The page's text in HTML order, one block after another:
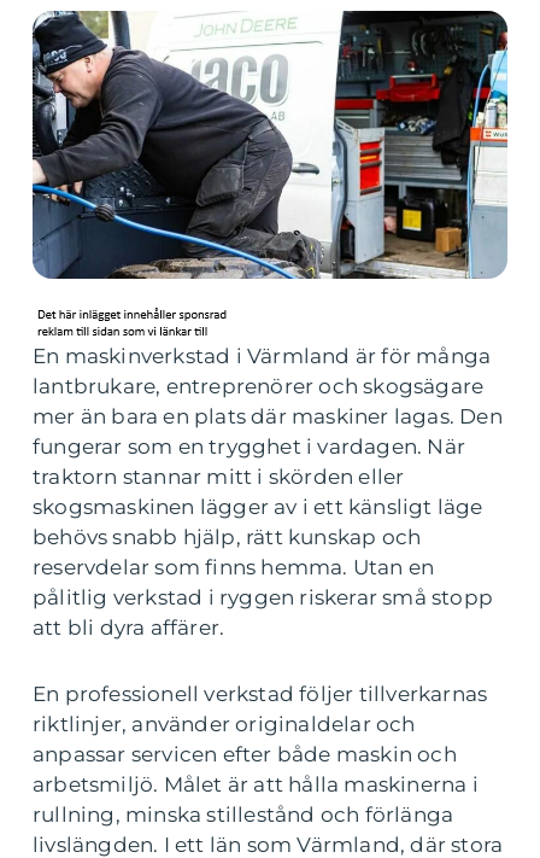
En maskinverkstad i Värmland är för många
lantbrukare, entreprenörer och skogsägare
mer än bara en plats där maskiner lagas. Den
fungerar som en trygghet i vardagen. När
traktorn stannar mitt i skörden eller
skogsmaskinen lägger av i ett känsligt läge
behövs snabb hjälp, rätt kunskap och
reservdelar som finns hemma. Utan en
pålitlig verkstad i ryggen riskerar små stopp
att bli dyra affärer.
En professionell verkstad följer tillverkarnas
riktlinjer, använder originaldelar och
anpassar servicen efter både maskin och
arbetsmiljö. Målet är att hålla maskinerna i
rullning, minska stillestånd och förlänga
livslängden. I ett län som Värmland, där stora